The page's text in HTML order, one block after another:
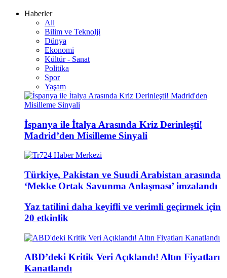
Haberler
All
Bilim ve Teknolji
Dünya
Ekonomi
Kültür - Sanat
Politika
Spor
Yaşam
İspanya ile İtalya Arasında Kriz Derinleşti!
Madrid’den Misilleme Sinyali
Türkiye, Pakistan ve Suudi Arabistan arasında
‘Mekke Ortak Savunma Anlaşması’ imzalandı
Yaz tatilini daha keyifli ve verimli geçirmek için
20 etkinlik
ABD’deki Kritik Veri Açıklandı! Altın Fiyatları
Kanatlandı